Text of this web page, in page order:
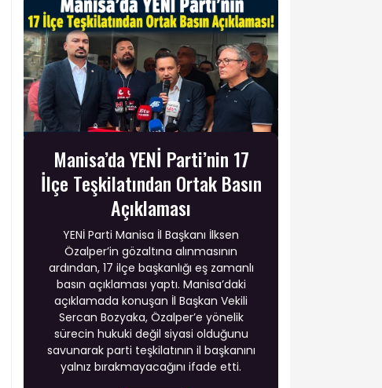
Manisa’da YENİ Parti’nin 17
İlçe Teşkilatından Ortak Basın
Açıklaması
YENİ Parti Manisa İl Başkanı İlksen
Özalper’in gözaltına alınmasının
ardından, 17 ilçe başkanlığı eş zamanlı
basın açıklaması yaptı. Manisa’daki
açıklamada konuşan İl Başkan Vekili
Sercan Bozyaka, Özalper’e yönelik
sürecin hukuki değil siyasi olduğunu
savunarak parti teşkilatının il başkanını
yalnız bırakmayacağını ifade etti.